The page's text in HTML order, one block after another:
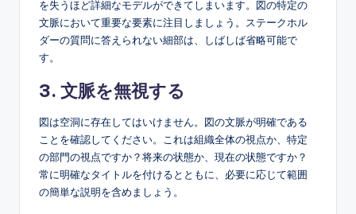
を失うほど詳細なモデルができてしまいます。図の特定の
文脈において重要な要素に注目しましょう。ステークホル
ダーの質問に答えられない細部は、しばしば省略可能で
す。
3. 文脈を無視する
図は空洞に存在してはいけません。図の文脈が明確である
ことを確認してください。これは組織全体の視点か、特定
の部門の視点ですか？将来の状態か、現在の状態ですか？
常に明確なタイトルを付けるとともに、必要に応じて範囲
の簡単な説明を含めましょう。